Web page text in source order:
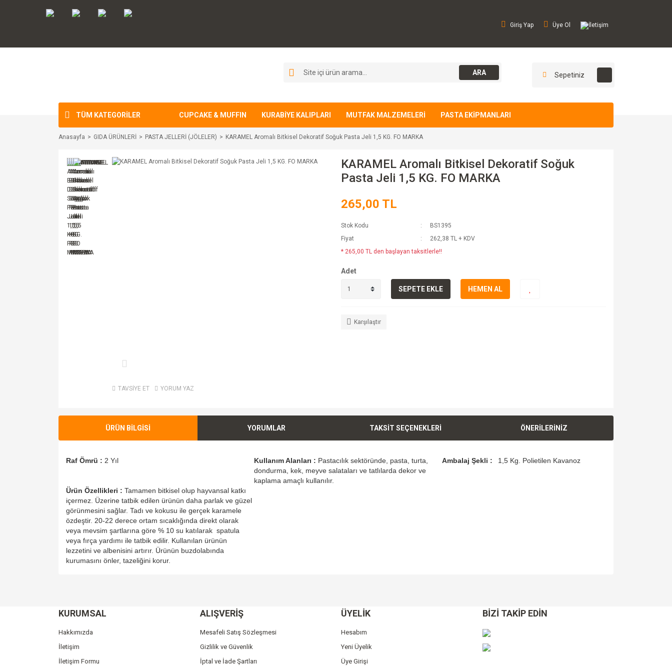
Giriş Yap Üye Ol İletişim
ARA Sepetiniz
TÜM KATEGORİLER CUPCAKE & MUFFIN KURABİYE KALIPLARI MUTFAK MALZEMELERİ PASTA EKİPMANLARI
Anasayfa GIDA ÜRÜNLERİ PASTA JELLERİ (JÖLELER) KARAMEL Aromalı Bitkisel Dekoratif Soğuk Pasta Jeli 1,5 KG. FO MARKA
TAVSİYE ET YORUM YAZ
KARAMEL Aromalı Bitkisel Dekoratif Soğuk
Pasta Jeli 1,5 KG. FO MARKA
265,00 TL
Stok Kodu
BS1395
Fiyat
262,38 TL + KDV
* 265,00 TL den başlayan taksitlerle!!
Adet
SEPETE EKLE HEMEN AL
Karşılaştır
ÜRÜN BİLGİSİ YORUMLAR TAKSİT SEÇENEKLERİ ÖNERİLERİNİZ
Ambalaj Şekli : 1,5 Kg. Polietilen Kavanoz
Raf Ömrü : 2 Yıl Kullanım Alanları : Pastacılık sektöründe, pasta, turta,
dondurma, kek, meyve salataları ve tatlılarda dekor ve
kaplama amaçlı kullanılır.
Ürün Özellikleri : Tamamen bitkisel olup hayvansal katkı
içermez. Üzerine tatbik edilen ürünün daha parlak ve güzel
görünmesini sağlar. Tadı ve kokusu ile gerçek karamele
özdeştir. 20-22 derece ortam sıcaklığında direkt olarak
veya mevsim şartlarına göre % 10 su katılarak spatula
veya fırça yardımı ile tatbik edilir. Kullanılan ürünün
lezzetini ve albenisini artırır. Ürünün buzdolabında
kurumasını önler, tazeliğini korur.
Ürün resmi kalitesiz, bozuk veya görüntülenemiyor.
KURUMSAL
Hakkımızda
İletişim
İletişim Formu
ALIŞVERİŞ
Mesafeli Satış Sözleşmesi
Gizlilik ve Güvenlik
İptal ve İade Şartları
ÜYELİK
Hesabım
Yeni Üyelik
Üye Girişi
BİZİ TAKİP EDİN